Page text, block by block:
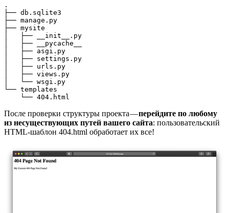
.
├── db.sqlite3
├── manage.py
├── mysite
│   ├── __init__.py
│   ├── __pycache__
│   ├── asgi.py
│   ├── settings.py
│   ├── urls.py
│   ├── views.py
│   └── wsgi.py
└── templates
    └── 404.html
После проверки структуры проекта —перейдите по любому
из несуществующих путей вашего сайта: пользовательский
HTML-шаблон 404.html обработает их все!